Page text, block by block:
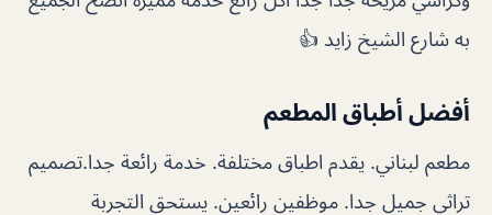
به شارع الشيخ زايد 👍
أفضل أطباق المطعم
مطعم لبناني. يقدم اطباق مختلفة. خدمة رائعة جدا.تصميم
تراثي جميل جدا. موظفين رائعين. يستحق التجربة